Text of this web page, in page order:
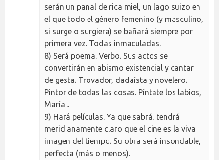
serán un panal de rica miel, un lago suizo en
el que todo el género femenino (y masculino,
si surge o surgiera) se bañará siempre por
primera vez. Todas inmaculadas.
8) Será poema. Verbo. Sus actos se
convertirán en abismo existencial y cantar
de gesta. Trovador, dadaísta y novelero.
Pintor de todas las cosas. Píntate los labios,
María...
9) Hará películas. Ya que sabrá, tendrá
meridianamente claro que el cine es la viva
imagen del tiempo. Su obra será insondable,
perfecta (más o menos).